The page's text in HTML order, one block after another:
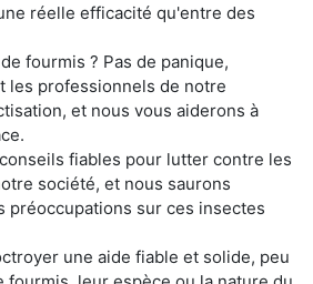
réelle efficacité qu'entre des
fourmis ? Pas de panique,
les professionnels de notre
et nous vous aiderons à
fiables pour lutter contre les
société, et nous saurons
préoccupations sur ces insectes
une aide fiable et solide, peu